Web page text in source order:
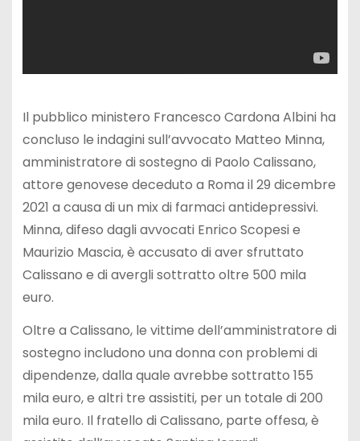
Il pubblico ministero Francesco Cardona Albini ha
concluso le indagini sull’avvocato Matteo Minna,
amministratore di sostegno di Paolo Calissano,
attore genovese deceduto a Roma il 29 dicembre
2021 a causa di un mix di farmaci antidepressivi.
Minna, difeso dagli avvocati Enrico Scopesi e
Maurizio Mascia, è accusato di aver sfruttato
Calissano e di avergli sottratto oltre 500 mila
euro.
Oltre a Calissano, le vittime dell’amministratore di
sostegno includono una donna con problemi di
dipendenze, dalla quale avrebbe sottratto 155
mila euro, e altri tre assistiti, per un totale di 200
mila euro. Il fratello di Calissano, parte offesa, è